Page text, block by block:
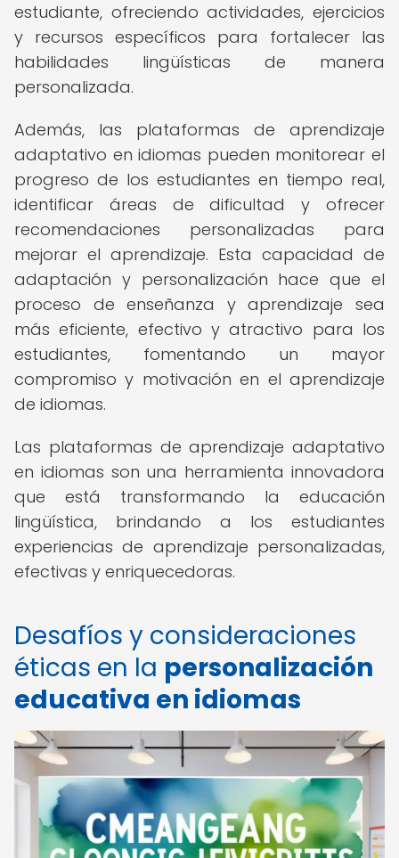
estudiante, ofreciendo actividades, ejercicios
y recursos específicos para fortalecer las
habilidades lingüísticas de manera
personalizada.
Además, las plataformas de aprendizaje
adaptativo en idiomas pueden monitorear el
progreso de los estudiantes en tiempo real,
identificar áreas de dificultad y ofrecer
recomendaciones personalizadas para
mejorar el aprendizaje. Esta capacidad de
adaptación y personalización hace que el
proceso de enseñanza y aprendizaje sea
más eficiente, efectivo y atractivo para los
estudiantes, fomentando un mayor
compromiso y motivación en el aprendizaje
de idiomas.
Las plataformas de aprendizaje adaptativo
en idiomas son una herramienta innovadora
que está transformando la educación
lingüística, brindando a los estudiantes
experiencias de aprendizaje personalizadas,
efectivas y enriquecedoras.
Desafíos y consideraciones
éticas en la personalización
educativa en idiomas